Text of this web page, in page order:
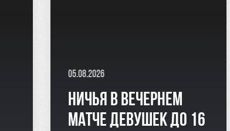
05.08.2026
НИЧЬЯ В ВЕЧЕРНЕМ
МАТЧЕ ДЕВУШЕК ДО 16